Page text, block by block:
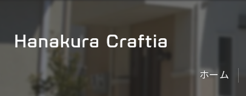
ホーム